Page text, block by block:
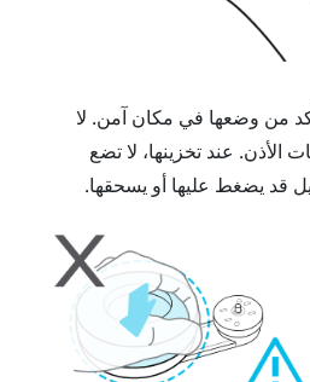
من وضعها في مكان آمن. لا
عند تخزينها، لا تضع
قد يضغط عليها أو يسحقها.